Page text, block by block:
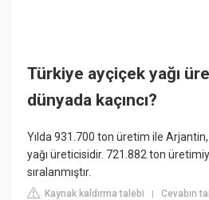
Türkiye ayçiçek yağı
dünyada kaçıncı?
Yılda 931.700 ton üretim ile
yağı üreticisidir. 721.882 ton
sıralanmıştır.
Kaynak kaldırma talebi |Cevabın